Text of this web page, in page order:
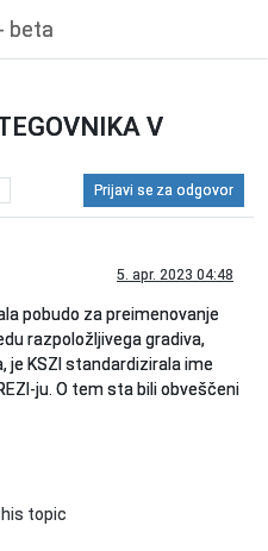
beta
V
Prijavi se za odgovor
5. apr. 2023 04:48
pobudo za preimenovanje
razpoložljivega gradiva,
je KSZI standardizirala ime
ju. O tem sta bili obveščeni
topic